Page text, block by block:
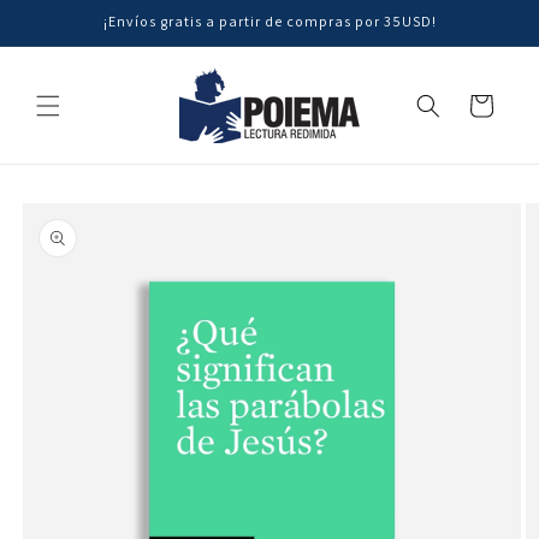
directamente
al contenido
¡Envíos gratis a partir de compras por 35USD!
Carrito
a la
información